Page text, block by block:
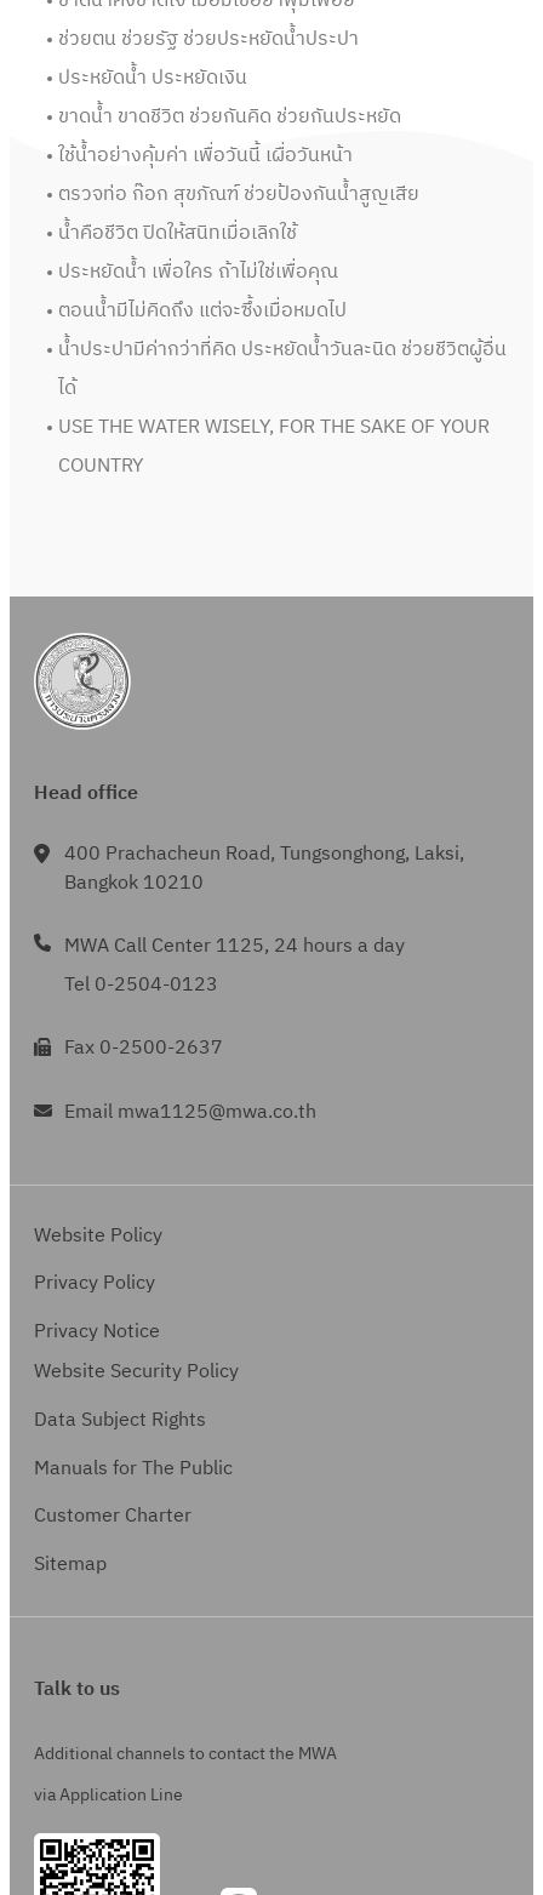
ช่วยตน ช่วยรัฐ ช่วยประหยัดน้ำประปา
ประหยัดน้ำ ประหยัดเงิน
ขาดน้ำ ขาดชีวิต ช่วยกันคิด ช่วยกันประหยัด
ใช้น้ำอย่างคุ้มค่า เพื่อวันนี้ เผื่อวันหน้า
ตรวจท่อ ก๊อก สุขภัณฑ์ ช่วยป้องกันน้ำสูญเสีย
น้ำคือชีวิต ปิดให้สนิทเมื่อเลิกใช้
ประหยัดน้ำ เพื่อใคร ถ้าไม่ใช่เพื่อคุณ
ตอนน้ำมีไม่คิดถึง แต่จะซึ้งเมื่อหมดไป
น้ำประปามีค่ากว่าที่คิด ประหยัดน้ำวันละนิด ช่วยชีวิตผู้อื่น
ได้
USE THE WATER WISELY, FOR THE SAKE OF YOUR
COUNTRY
Head office
400 Prachacheun Road, Tungsonghong, Laksi,
Bangkok 10210
MWA Call Center 1125, 24 hours a day
Tel 0-2504-0123
Fax 0-2500-2637
Email mwa1125@mwa.co.th
Website Policy
Privacy Policy
Privacy Notice
Website Security Policy
Data Subject Rights
Manuals for The Public
Customer Charter
Sitemap
Talk to us
Additional channels to contact the MWA
via Application Line